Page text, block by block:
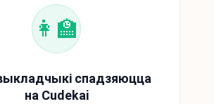
👩‍🏫
спадзяюцца
на Cudekai